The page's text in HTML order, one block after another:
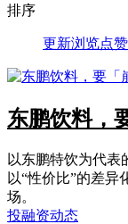
排序
更新浏览点赞
东鹏饮料，
以东鹏特饮为代表
以“性价比”的差
场。
投融资动态